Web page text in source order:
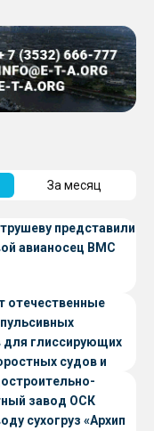
За месяц
представили
авианосец ВМС
отечественные
для глиссирующих
судов и
осадкой
завод ОСК
сухогруз «Архип